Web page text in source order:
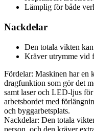
Lämplig för både
Nackdelar
Den totala vikten
Kräver utrymme vid
Fördelar: Maskinen har en
dragfunktion som gör det
samt laser och LED-ljus
arbetsbordet med
och byggarbetsplats.
Nackdelar: Den totala
person, och den kräver